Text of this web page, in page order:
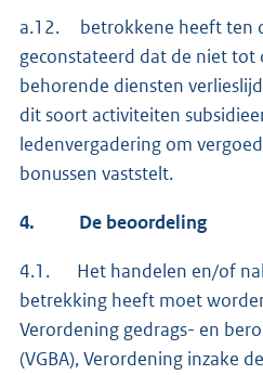
a.12. betrokkene heeft ten
geconstateerd dat de niet tot
behorende diensten
dit soort activiteiten
ledenvergadering om
bonussen vaststelt.
4. De beoordeling
4.1. Het handelen en/of
betrekking heeft moet
Verordening gedrags- en
(VGBA), Verordening inzake